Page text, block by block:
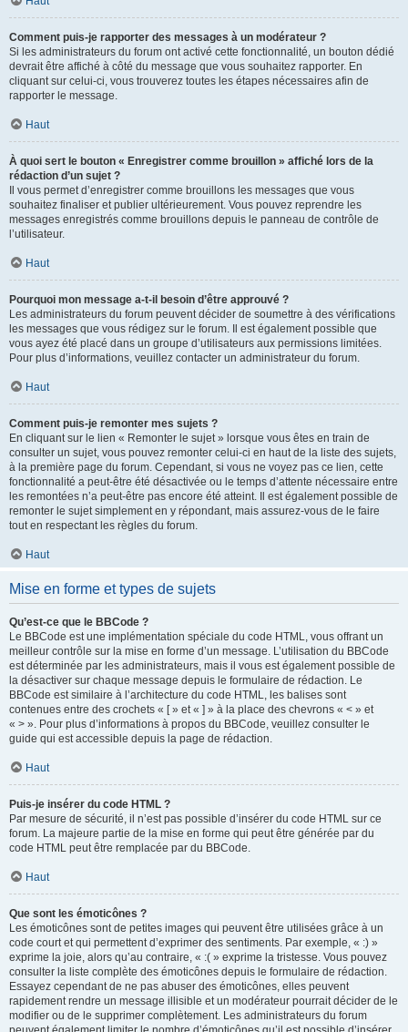
Comment puis-je rapporter des messages à un modérateur ?
Si les administrateurs du forum ont activé cette fonctionnalité, un bouton dédié
devrait être affiché à côté du message que vous souhaitez rapporter. En
cliquant sur celui-ci, vous trouverez toutes les étapes nécessaires afin de
rapporter le message.
Haut
À quoi sert le bouton « Enregistrer comme brouillon » affiché lors de la
rédaction d’un sujet ?
Il vous permet d’enregistrer comme brouillons les messages que vous
souhaitez finaliser et publier ultérieurement. Vous pouvez reprendre les
messages enregistrés comme brouillons depuis le panneau de contrôle de
l’utilisateur.
Haut
Pourquoi mon message a-t-il besoin d’être approuvé ?
Les administrateurs du forum peuvent décider de soumettre à des vérifications
les messages que vous rédigez sur le forum. Il est également possible que
vous ayez été placé dans un groupe d’utilisateurs aux permissions limitées.
Pour plus d’informations, veuillez contacter un administrateur du forum.
Haut
Comment puis-je remonter mes sujets ?
En cliquant sur le lien « Remonter le sujet » lorsque vous êtes en train de
consulter un sujet, vous pouvez remonter celui-ci en haut de la liste des sujets,
à la première page du forum. Cependant, si vous ne voyez pas ce lien, cette
fonctionnalité a peut-être été désactivée ou le temps d’attente nécessaire entre
les remontées n’a peut-être pas encore été atteint. Il est également possible de
remonter le sujet simplement en y répondant, mais assurez-vous de le faire
tout en respectant les règles du forum.
Haut
Mise en forme et types de sujets
Qu’est-ce que le BBCode ?
Le BBCode est une implémentation spéciale du code HTML, vous offrant un
meilleur contrôle sur la mise en forme d’un message. L’utilisation du BBCode
est déterminée par les administrateurs, mais il vous est également possible de
la désactiver sur chaque message depuis le formulaire de rédaction. Le
BBCode est similaire à l’architecture du code HTML, les balises sont
contenues entre des crochets « [ » et « ] » à la place des chevrons « < » et
« > ». Pour plus d’informations à propos du BBCode, veuillez consulter le
guide qui est accessible depuis la page de rédaction.
Haut
Puis-je insérer du code HTML ?
Par mesure de sécurité, il n’est pas possible d’insérer du code HTML sur ce
forum. La majeure partie de la mise en forme qui peut être générée par du
code HTML peut être remplacée par du BBCode.
Haut
Que sont les émoticônes ?
Les émoticônes sont de petites images qui peuvent être utilisées grâce à un
code court et qui permettent d’exprimer des sentiments. Par exemple, « :) »
exprime la joie, alors qu’au contraire, « :( » exprime la tristesse. Vous pouvez
consulter la liste complète des émoticônes depuis le formulaire de rédaction.
Essayez cependant de ne pas abuser des émoticônes, elles peuvent
rapidement rendre un message illisible et un modérateur pourrait décider de le
modifier ou de le supprimer complètement. Les administrateurs du forum